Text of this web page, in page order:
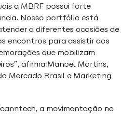
a MBRF possui forte
Nosso portfólio está
a diferentes ocasiões de
encontros para assistir aos
que mobilizam
afirma Manoel Martins,
Mercado Brasil e Marketing
a movimentação no